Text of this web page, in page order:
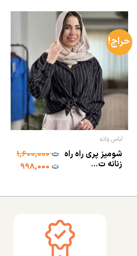
حراج!
لباس زنانه
شومیز پری راه راه
زنانه ت...
ت1,600,000
ت998,000